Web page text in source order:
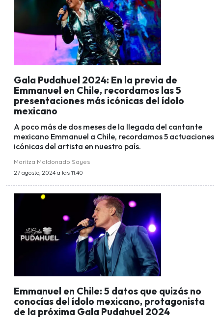
Gala Pudahuel 2024: En la previa de
Emmanuel en Chile, recordamos las 5
presentaciones más icónicas del ídolo
mexicano
A poco más de dos meses de la llegada del cantante
mexicano Emmanuel a Chile, recordamos 5 actuaciones
icónicas del artista en nuestro país.
Maritza Maldonado Sayes
27 agosto, 2024 a las 11:40
Emmanuel en Chile: 5 datos que quizás no
conocías del ídolo mexicano, protagonista
de la próxima Gala Pudahuel 2024